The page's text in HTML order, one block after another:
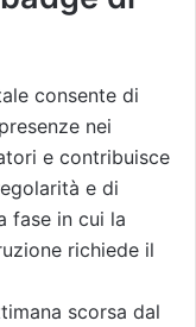
consente di
nei
e contribuisce
e di
fase in cui la
richiede il
scorsa dal